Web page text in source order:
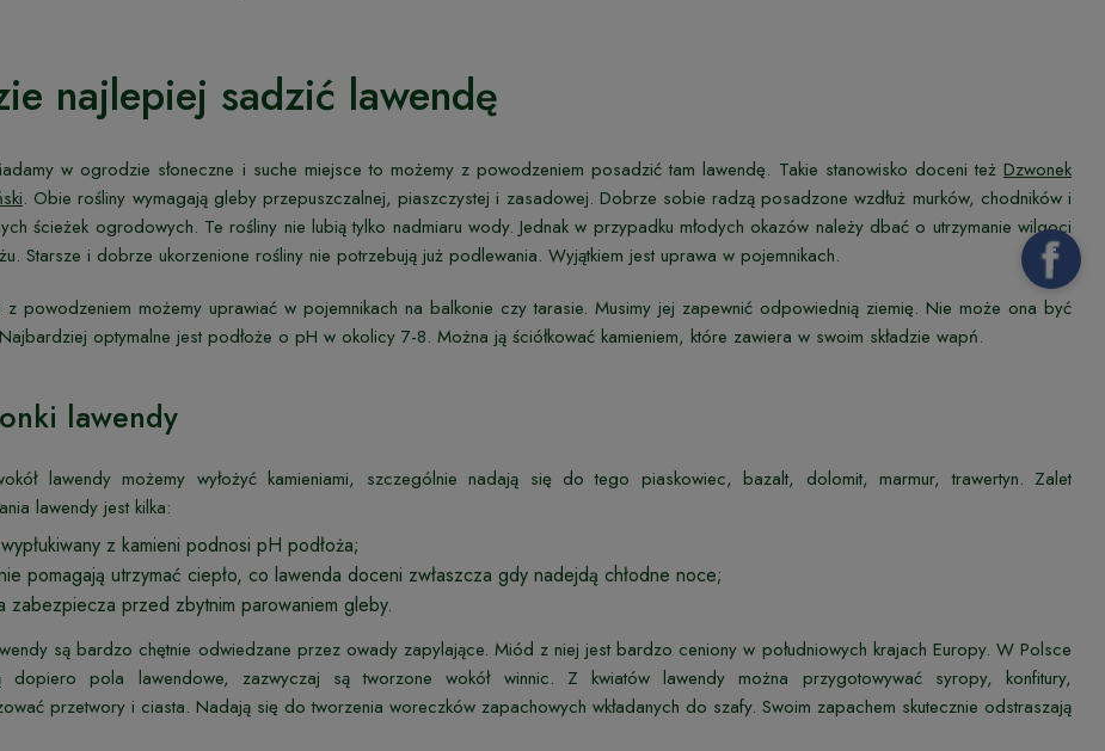
najlepiej sadzić lawendę
w ogrodzie słoneczne i suche miejsce to możemy z powodzeniem posadzić tam lawendę. Takie stanowisko doceni też Dzwonek
. Obie rośliny wymagają gleby przepuszczalnej, piaszczystej i zasadowej. Dobrze sobie radzą posadzone wzdłuż murków, chodników i
ścieżek ogrodowych. Te rośliny nie lubią tylko nadmiaru wody. Jednak w przypadku młodych okazów należy dbać o utrzymanie wilgoci
Starsze i dobrze ukorzenione rośliny nie potrzebują już podlewania. Wyjątkiem jest uprawa w pojemnikach.
z powodzeniem możemy uprawiać w pojemnikach na balkonie czy tarasie. Musimy jej zapewnić odpowiednią ziemię. Nie może ona być
optymalne jest podłoże o pH w okolicy 7-8. Można ją ściółkować kamieniem, które zawiera w swoim składzie wapń.
lawendy
lawendy możemy wyłożyć kamieniami, szczególnie nadają się do tego piaskowiec, bazalt, dolomit, marmur, trawertyn. Zalet
lawendy jest kilka:
z kamieni podnosi pH podłoża;
pomagają utrzymać ciepło, co lawenda doceni zwłaszcza gdy nadejdą chłodne noce;
zabezpiecza przed zbytnim parowaniem gleby.
są bardzo chętnie odwiedzane przez owady zapylające. Miód z niej jest bardzo ceniony w południowych krajach Europy. W Polsce
dopiero pola lawendowe, zazwyczaj są tworzone wokół winnic. Z kwiatów lawendy można przygotowywać syropy, konfitury,
przetwory i ciasta. Nadają się do tworzenia woreczków zapachowych wkładanych do szafy. Swoim zapachem skutecznie odstraszają